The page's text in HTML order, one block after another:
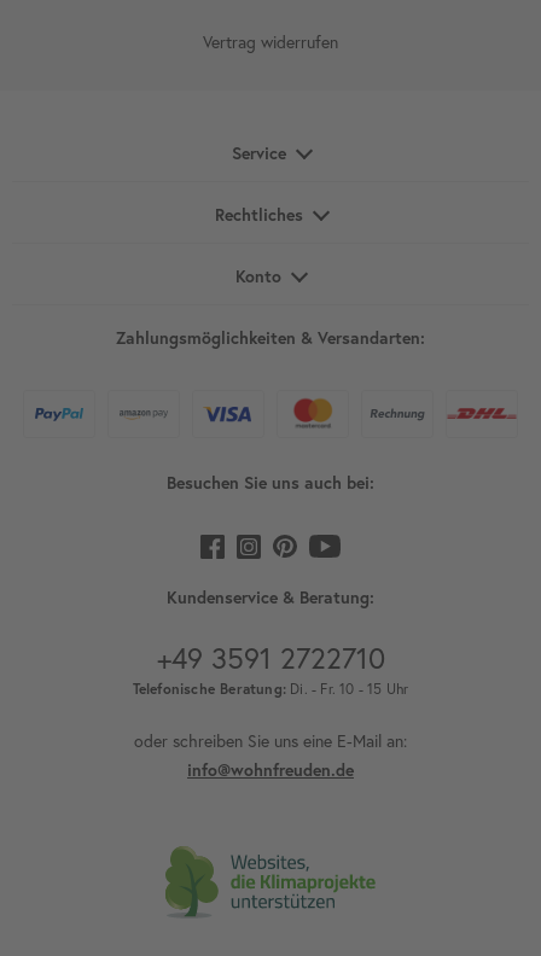
Vertrag widerrufen
Service
Rechtliches
Konto
Zahlungsmöglichkeiten & Versandarten:
Besuchen Sie uns auch bei:
Kundenservice & Beratung:
+49 3591 2722710
Telefonische Beratung: Di. - Fr. 10 - 15 Uhr
oder schreiben Sie uns eine E-Mail an:
info@wohnfreuden.de